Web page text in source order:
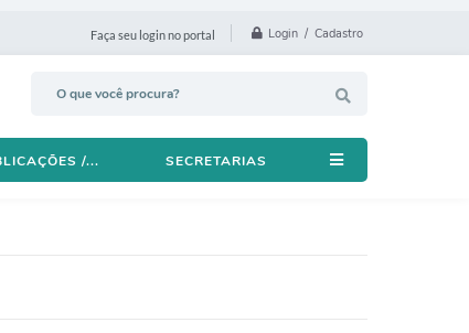
Faça seu login no portal Login / Cadastro
/... SECRETARIAS